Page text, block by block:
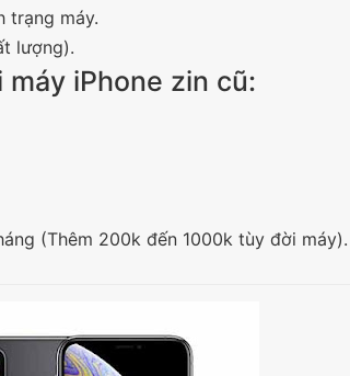
trạng máy.
lượng).
máy iPhone zin cũ:
(Thêm 200k đến 1000k tùy đời máy).